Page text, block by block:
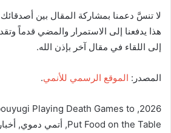
لا تنسَّ دعمنا بمشاركة المقال بين أصدقائك
هذا يدفعنا إلى الاستمرار والمضي قدماً
إلى اللقاء في مقال آخر بإذن الله.
المصدر: الموقع الرسمي للأنمي.
2026
,
Playing Death Games to
Put Food on the Table
, أتمي دموي,